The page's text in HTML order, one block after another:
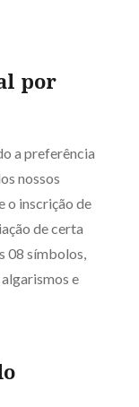
por
a preferência
nossos
o inscrição de
de certa
08 símbolos,
e